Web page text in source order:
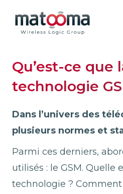
Qu’est-ce que
technologie
Dans l’univers des
plusieurs normes et
Parmi ces derniers,
utilisés : le GSM. Quelle
technologie ?